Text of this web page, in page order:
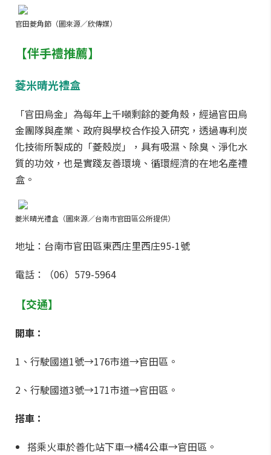
官田菱角節（圖來源／欣傳媒）
【伴手禮推薦】
菱米晴光禮盒
「官田烏金」為每年上千噸剩餘的菱角殼，經過官田烏
金團隊與產業、政府與學校合作投入研究，透過專利炭
化技術所製成的「菱殼炭」，具有吸濕、除臭、淨化水
質的功效，也是實踐友善環境、循環經濟的在地名產禮
盒。
菱米晴光禮盒（圖來源／台南市官田區公所提供）
地址：台南市官田區東西庄里西庄95-1號
電話：（06）579-5964
【交通】
開車：
1、行駛國道1號→176市道→官田區。
2、行駛國道3號→171市道→官田區。
搭車：
搭乘火車於善化站下車→橘4公車→官田區。